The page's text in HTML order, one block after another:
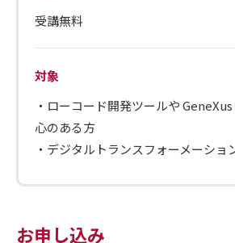
受講無料
対象
・ローコード開発ツールや
心のある方
・デジタルトランスフォーメーショ
お申し込み